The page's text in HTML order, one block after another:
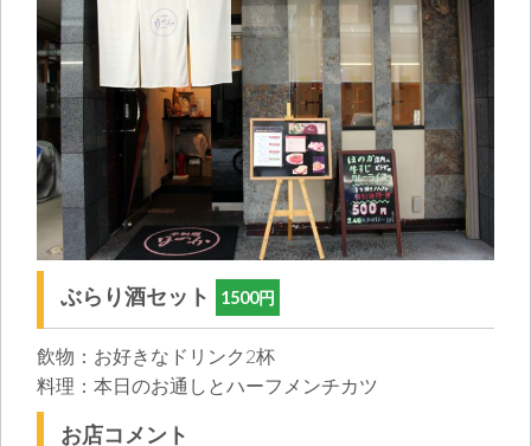
ぶらり酒セット 1500円
飲物：お好きなドリンク2杯
料理：本日のお通しとハーフメンチカツ
お店コメント